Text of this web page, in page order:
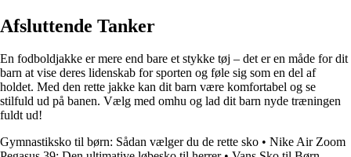
Afsluttende Tanker
En fodboldjakke er mere end bare et stykke tøj – det er en måde for dit
barn at vise deres lidenskab for sporten og føle sig som en del af
holdet. Med den rette jakke kan dit barn være komfortabel og se
stilfuld ud på banen. Vælg med omhu og lad dit barn nyde træningen
fuldt ud!
Gymnastiksko til børn: Sådan vælger du de rette sko • Nike Air Zoom